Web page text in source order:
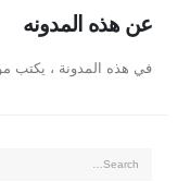
عن هذه المدونه
في هذه المدونة ، يكتب